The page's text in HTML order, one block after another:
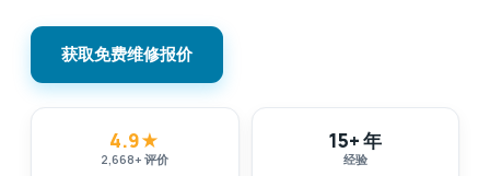
获取免费维修报价
4.9★
2,668+评价
15+ 年
经验